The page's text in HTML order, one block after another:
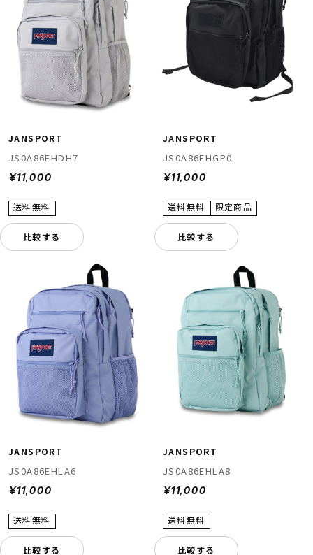
JANSPORT
JS0A86EHDH7
¥11,000
比較する
JANSPORT
JS0A86EHGP0
¥11,000
比較する
JANSPORT
JS0A86EHLA6
¥11,000
比較する
JANSPORT
JS0A86EHLA8
¥11,000
比較する